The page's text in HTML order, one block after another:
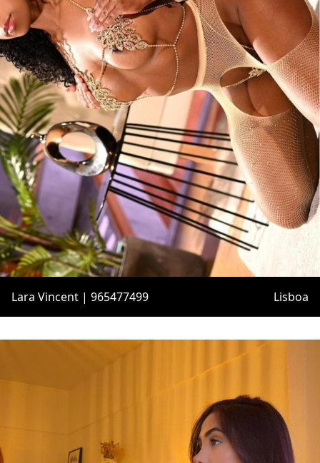
Lara Vincent | 965477499 Lisboa